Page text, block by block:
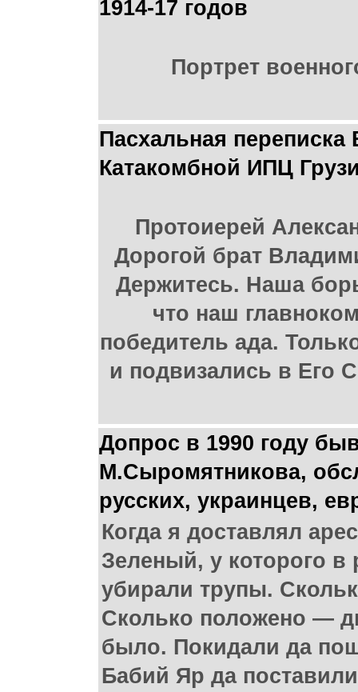
1914-17 годов
Портрет
Пасхальная переписка
Катакомбной ИПЦ
Протоиерей
Дорогой брат
Держитесь. Наша
что наш
победитель ада.
и подвизались в Его
Допрос в 1990 году
М.Сыромятникова,
русских, украинцев,
Когда я доставлял
Зеленый, у которого
убирали трупы.
Сколько положено —
было. Покидали да
Бабий Яр да